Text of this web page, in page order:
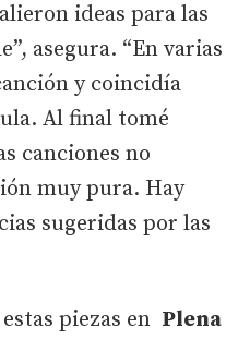
ideas para las
asegura. “En varias
y coincidía
Al final tomé
canciones no
muy pura. Hay
sugeridas por las
piezas en Plena